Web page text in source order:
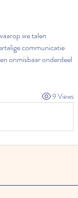
we talen
communicatie
onmisbaar onderdeel
9 Views